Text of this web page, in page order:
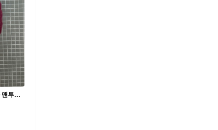
셔츠 하나로는 아직 무리잖아?🙂‍↕️ 니트나 맨투맨으로 레이어링 살려❣️💡따숩고 센스 있게 입자